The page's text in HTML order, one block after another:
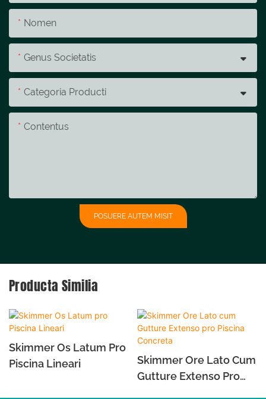
Nomen
Genus Societatis
Categoria Producti
Contentus
POSUERE AUTEM MISIT
Producta Similia
Skimmer Os Latum Pro
Piscina Lineari
Skimmer Ore Lato Cum
Gutture Extenso Pro